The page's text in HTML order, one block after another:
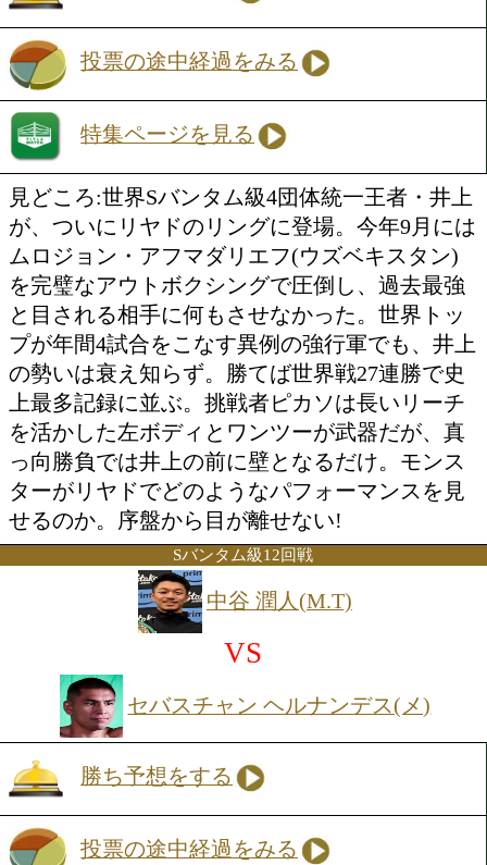
VS
アラン ピカソ(メ)
勝ち予想をする
投票の途中経過をみる
特集ページを見る
見どころ:世界Sバンタム級4団体統一王
が、ついにリヤドのリングに登場。今
ムロジョン・アフマダリエフ(ウズベキ
を完璧なアウトボクシングで圧倒し、
と目される相手に何もさせなかった。
プが年間4試合をこなす異例の強行軍で
の勢いは衰え知らず。勝てば世界戦27
上最多記録に並ぶ。挑戦者ピカソは長
を活かした左ボディとワンツーが武器
っ向勝負では井上の前に壁となるだけ
ターがリヤドでどのようなパフォーマ
せるのか。序盤から目が離せない!